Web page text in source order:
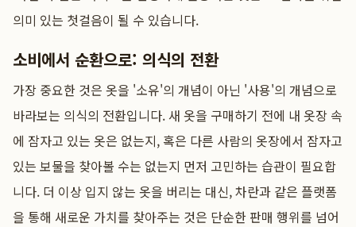
의미 있는 첫걸음이 될 수 있습니다.
소비에서 순환으로: 의식의 전환
가장 중요한 것은 옷을 '소유'의 개념이 아닌 '사용'의 개념으로
바라보는 의식의 전환입니다. 새 옷을 구매하기 전에 내 옷장 속
에 잠자고 있는 옷은 없는지, 혹은 다른 사람의 옷장에서 잠자고
있는 보물을 찾아볼 수는 없는지 먼저 고민하는 습관이 필요합
니다. 더 이상 입지 않는 옷을 버리는 대신, 차란과 같은 플랫폼
을 통해 새로운 가치를 찾아주는 것은 단순한 판매 행위를 넘어